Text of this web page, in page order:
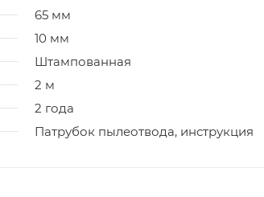
65 мм
10 мм
Штампованная
2 м
2 года
Патрубок пылеотвода, инструкция